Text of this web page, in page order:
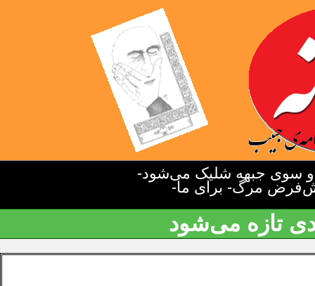
سوی جبهه شلیک می‌شود-
مرگ- برای ما-
تازه می‌شود